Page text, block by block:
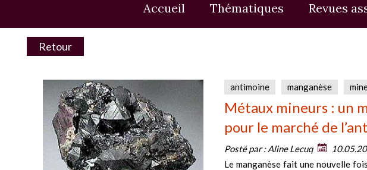
Accueil Thématiques Revues
Retour
antimoine manganèse
Métaux mineurs : un
pour le marché de
Posté par :Aline Lecuq
Le manganèse fait une nouvelle